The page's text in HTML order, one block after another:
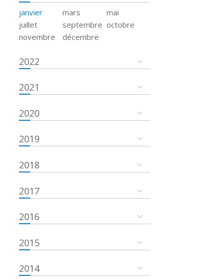
janvier mars
mai
juillet
septembre octobre
novembre
décembre
2022
2021
2020
2019
2018
2017
2016
2015
2014